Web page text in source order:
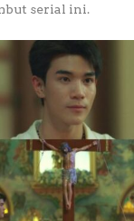
serial ini.